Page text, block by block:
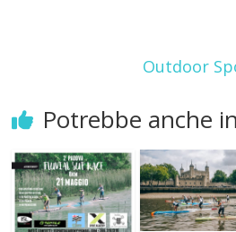
Outdoor
Potrebbe anche